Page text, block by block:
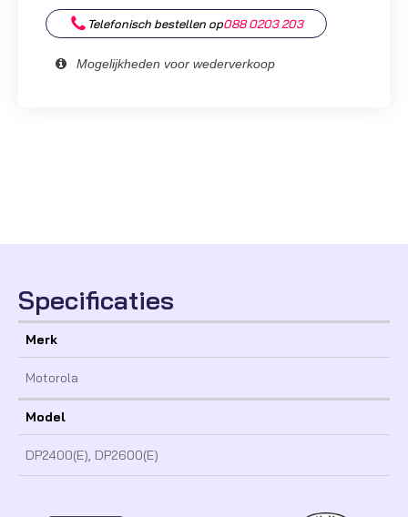
aantal
Telefonisch bestellen op088 0203 203
Mogelijkheden voor wederverkoop
Specificaties
Merk
Motorola
Model
DP2400(E), DP2600(E)